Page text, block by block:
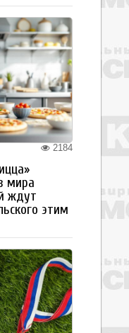
2184
мира
ждут
этим